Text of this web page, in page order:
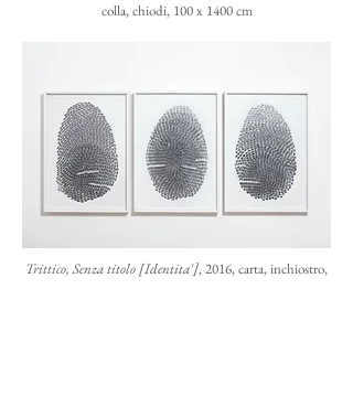
colla, chiodi, 100 x 1400 cm
Trittico, Senza titolo [Identita'], 2016, carta, inchiostro,